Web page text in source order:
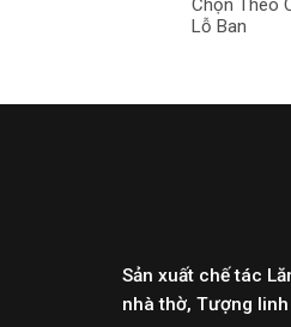
Chọn Theo
Lỗ Ban
Sản xuất chế tác
nhà thờ, Tượng